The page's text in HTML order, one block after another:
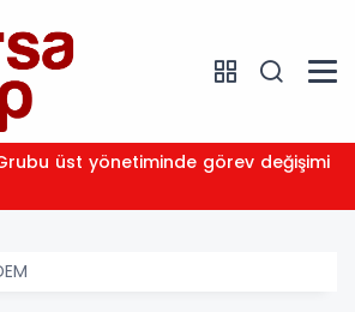
üst yönetiminde görev değişimi